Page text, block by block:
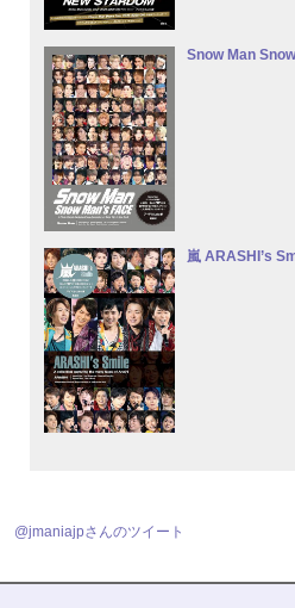
Snow Man
嵐 ARASHI’s
@jmaniajpさんのツイート